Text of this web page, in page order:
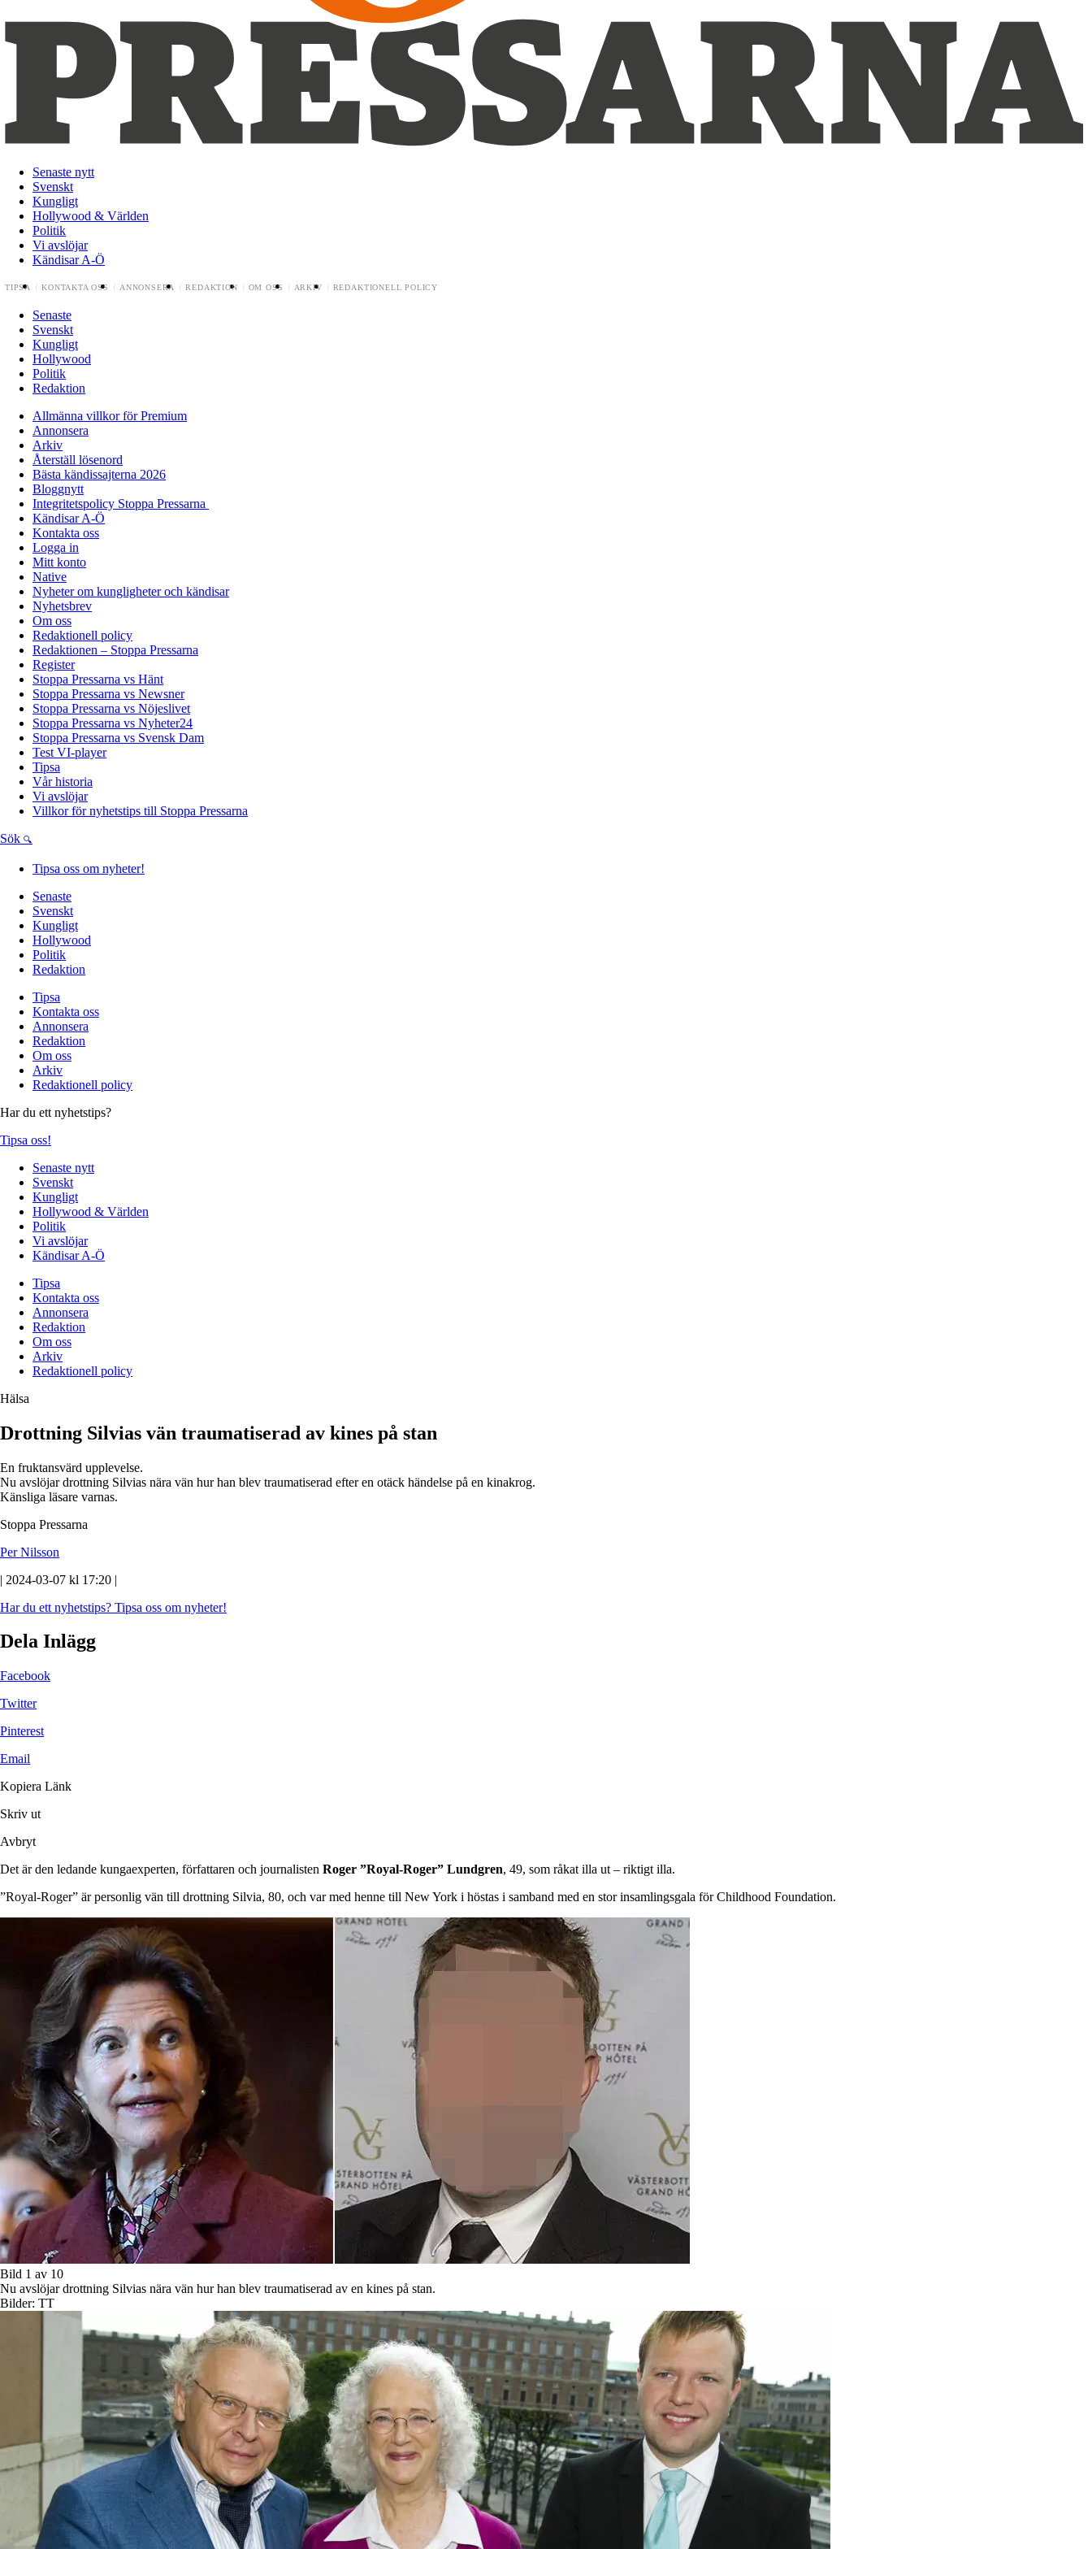
Senaste nytt
Svenskt
Kungligt
Hollywood & Världen
Politik
Vi avslöjar
Kändisar A-Ö
TIPSA KONTAKTA OSS ANNONSERA REDAKTION OM OSS ARKIV REDAKTIONELL POLICY
Senaste
Svenskt
Kungligt
Hollywood
Politik
Redaktion
Allmänna villkor för Premium
Annonsera
Arkiv
Återställ lösenord
Bästa kändissajterna 2026
Bloggnytt
Integritetspolicy Stoppa Pressarna
Kändisar A-Ö
Kontakta oss
Logga in
Mitt konto
Native
Nyheter om kungligheter och kändisar
Nyhetsbrev
Om oss
Redaktionell policy
Redaktionen – Stoppa Pressarna
Register
Stoppa Pressarna vs Hänt
Stoppa Pressarna vs Newsner
Stoppa Pressarna vs Nöjeslivet
Stoppa Pressarna vs Nyheter24
Stoppa Pressarna vs Svensk Dam
Test VI-player
Tipsa
Vår historia
Vi avslöjar
Villkor för nyhetstips till Stoppa Pressarna
Sök
Tipsa oss om nyheter!
Senaste
Svenskt
Kungligt
Hollywood
Politik
Redaktion
Tipsa
Kontakta oss
Annonsera
Redaktion
Om oss
Arkiv
Redaktionell policy
Har du ett nyhetstips?
Tipsa oss!
Senaste nytt
Svenskt
Kungligt
Hollywood & Världen
Politik
Vi avslöjar
Kändisar A-Ö
Tipsa
Kontakta oss
Annonsera
Redaktion
Om oss
Arkiv
Redaktionell policy
Hälsa
Drottning Silvias vän traumatiserad av kines på stan
En fruktansvärd upplevelse.
Nu avslöjar drottning Silvias nära vän hur han blev traumatiserad efter en otäck händelse på en kinakrog.
Känsliga läsare varnas.
Stoppa Pressarna
Per Nilsson
| 2024-03-07 kl 17:20 |
Har du ett nyhetstips? Tipsa oss om nyheter!
Dela Inlägg
Facebook
Twitter
Pinterest
Email
Kopiera Länk
Skriv ut
Avbryt
Det är den ledande kungaexperten, författaren och journalisten Roger ”Royal-Roger” Lundgren, 49, som råkat illa ut – riktigt illa.
”Royal-Roger” är personlig vän till drottning Silvia, 80, och var med henne till New York i höstas i samband med en stor insamlingsgala för Childhood Foundation.
Bild 1 av 10
Nu avslöjar drottning Silvias nära vän hur han blev traumatiserad av en kines på stan.
Bilder: TT